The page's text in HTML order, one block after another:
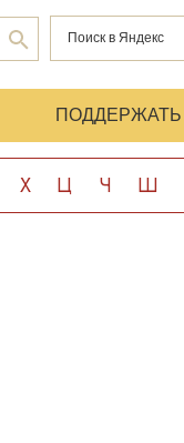
ПОДДЕРЖАТЬ
Х Ц Ч Ш